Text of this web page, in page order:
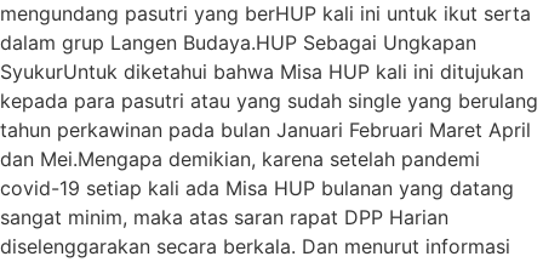
mengundang pasutri yang berHUP kali ini untuk ikut serta
dalam grup Langen Budaya.HUP Sebagai Ungkapan
SyukurUntuk diketahui bahwa Misa HUP kali ini ditujukan
kepada para pasutri atau yang sudah single yang berulang
tahun perkawinan pada bulan Januari Februari Maret April
dan Mei.Mengapa demikian, karena setelah pandemi
covid-19 setiap kali ada Misa HUP bulanan yang datang
sangat minim, maka atas saran rapat DPP Harian
diselenggarakan secara berkala. Dan menurut informasi